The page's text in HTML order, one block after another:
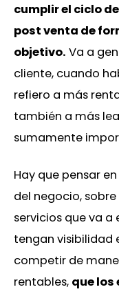
cumplir el ciclo
post venta de
objetivo. Va a
cliente, cuando
refiero a más
también a más
sumamente
Hay que pensar
del negocio,
servicios que va
tengan visibilidad
competir de
rentables, que los